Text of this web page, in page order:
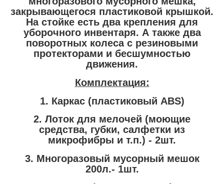
закрывающегося пластиковой крышкой.
На стойке есть два крепления для
уборочного инвентаря. А также два
поворотных колеса с резиновыми
протекторами и бесшумностью
движения.
Комплектация:
1. Каркас (пластиковый ABS)
2. Лоток для мелочей (моющие
средства, губки, салфетки из
микрофибры и т.п.) - 2шт.
3. Многоразовый мусорный мешок
200л.- 1шт.